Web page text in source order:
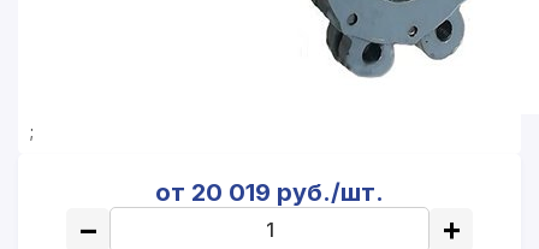
;
от 20 019 руб./шт.
− +